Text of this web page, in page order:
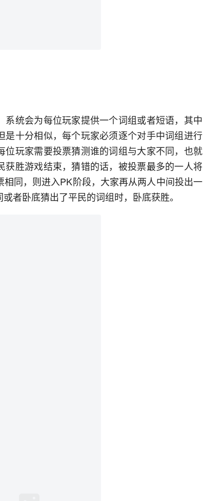
统会为每位玩家提供一个词组或者短语，其中
是十分相似，每个玩家必须逐个对手中词组进行
玩家需要投票猜测谁的词组与大家不同，也就
胜游戏结束，猜错的话，被投票最多的一人将
同，则进入PK阶段，大家再从两人中间投出一
者卧底猜出了平民的词组时，卧底获胜。